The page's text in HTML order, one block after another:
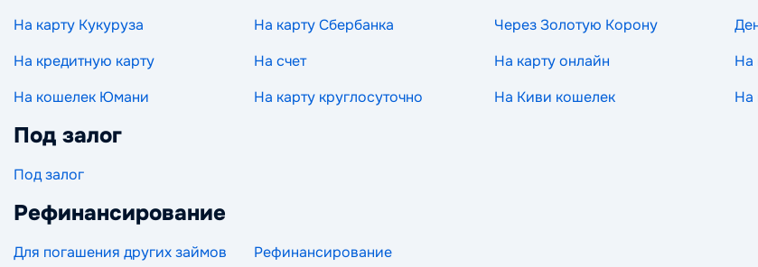
На карту Кукуруза
На карту Сбербанка Через Золотую Корону
На кредитную карту
На счет На карту онлайн На
На кошелек Юмани
На карту круглосуточно На Киви кошелек На
Под залог
Под залог
Рефинансирование
Для погашения других займов Рефинансирование